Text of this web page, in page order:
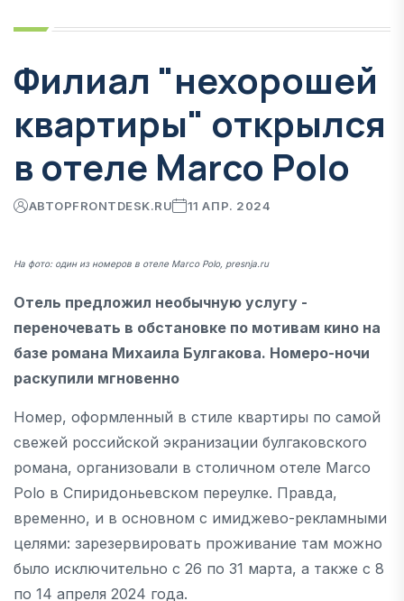
Филиал "нехорошей
квартиры" открылся
в отеле Marco Polo
АВТОРFRONTDESK.RU 11 АПР. 2024
На фото: один из номеров в отеле Marco Polo, presnja.ru
Отель предложил необычную услугу -
переночевать в обстановке по мотивам кино на
базе романа Михаила Булгакова. Номеро-ночи
раскупили мгновенно
Номер, оформленный в стиле квартиры по самой
свежей российской экранизации булгаковского
романа, организовали в cтоличном отеле Marco
Polo в Спиридоньевском переулке. Правда,
временно, и в основном с имиджево-рекламными
целями: зарезервировать проживание там можно
было исключительно с 26 по 31 марта, а также с 8
по 14 апреля 2024 года.